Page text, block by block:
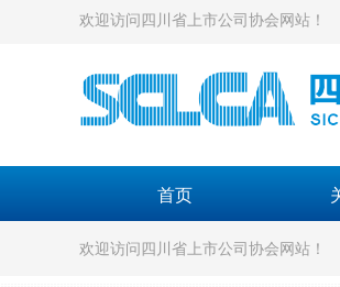
首页
欢迎访问四川省上市公司协会网站！
欢迎访问四川省上市公司协会网站！